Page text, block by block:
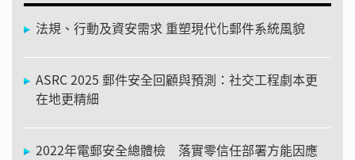
法規、行動及資安需求 重塑現代化郵件系統風貌
ASRC 2025 郵件安全回顧與預測：社交工程劇本更
在地更精細
2022年電郵安全總體檢 落實零信任部署方能因應